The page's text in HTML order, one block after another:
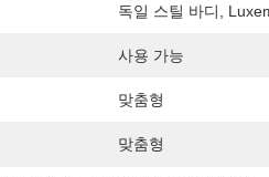
독일 스틸 바디,
사용 가능
맞춤형
맞춤형